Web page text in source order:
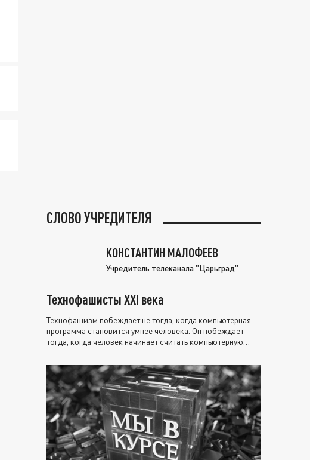
СЛОВО УЧРЕДИТЕЛЯ
КОНСТАНТИН МАЛОФЕЕВ
Учредитель телеканала "Царьград"
Технофашисты XXI века
Технофашизм побеждает не тогда, когда компьютерная
программа становится умнее человека. Он побеждает
тогда, когда человек начинает считать компьютерную